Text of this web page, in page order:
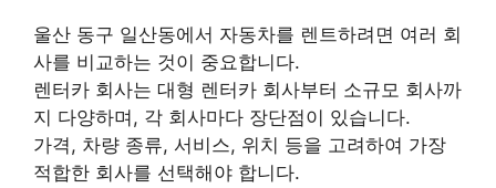
울산 동구 일산동에서 자동차를 렌트하려면 여러 회
사를 비교하는 것이 중요합니다.
렌터카 회사는 대형 렌터카 회사부터 소규모 회사까
지 다양하며, 각 회사마다 장단점이 있습니다.
가격, 차량 종류, 서비스, 위치 등을 고려하여 가장
적합한 회사를 선택해야 합니다.